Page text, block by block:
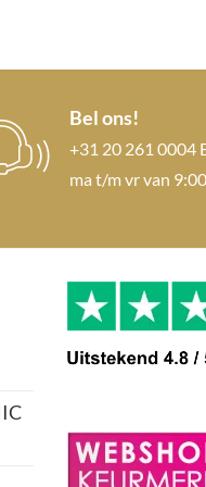
Bel ons!
+31 20 261 0004
ma t/m vr van